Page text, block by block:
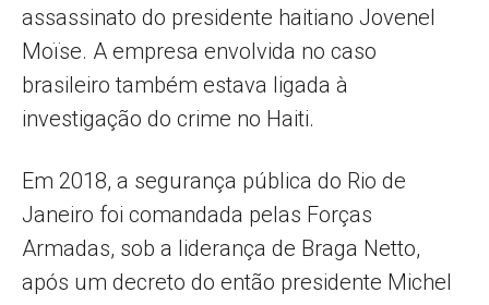
assassinato do presidente haitiano Jovenel
Moïse. A empresa envolvida no caso
brasileiro também estava ligada à
investigação do crime no Haiti.
Em 2018, a segurança pública do Rio de
Janeiro foi comandada pelas Forças
Armadas, sob a liderança de Braga Netto,
após um decreto do então presidente Michel